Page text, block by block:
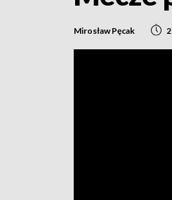
Mirosław Pęcak